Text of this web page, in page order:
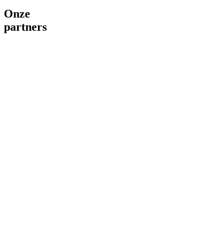
Onze
partners